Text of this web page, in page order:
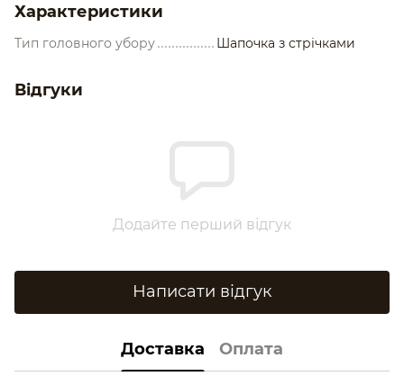
Характеристики
Тип головного убору Шапочка з стрічками
Відгуки
Додайте перший відгук
Написати відгук
Доставка Оплата